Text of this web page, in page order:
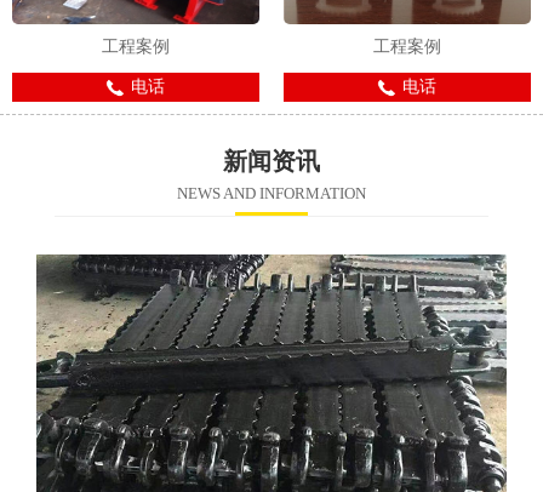
工程案例
电话
工程案例
电话
新闻资讯
NEWS AND INFORMATION